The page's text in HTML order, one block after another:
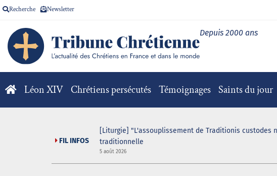
Recherche Newsletter
Depuis 2000 ans
Léon XIV Chrétiens persécutés Témoignages Saints du jour
FIL INFOS
[Liturgie] "L'assouplissement de Traditionis
traditionnelle
5 août 2026